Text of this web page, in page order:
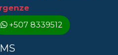
+507 8339512